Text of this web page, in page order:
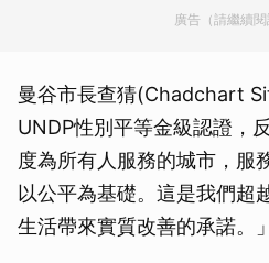
廣告（請繼續閱
曼谷市長查猜(Chadchart
UNDP性別平等金級認證，
度為所有人服務的城市，服
以公平為基礎。這是我們超
生活帶來實質改善的承諾。」